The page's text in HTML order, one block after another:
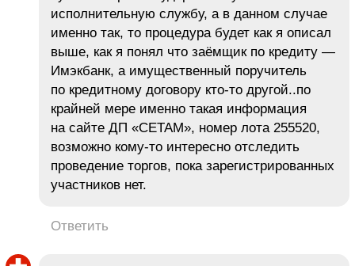
исполнительную службу, а в данном случае
именно так, то процедура будет как я описал
выше, как я понял что заёмщик по кредиту —
Имэкбанк, а имущественный поручитель
по кредитному договору кто-то другой..по
крайней мере именно такая информация
на сайте ДП «СЕТАМ», номер лота 255520,
возможно кому-то интересно отследить
проведение торгов, пока зарегистрированных
участников нет.
Ответить